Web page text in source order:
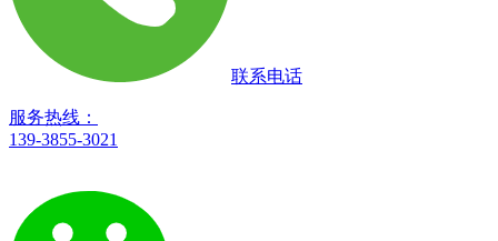
联系电话
服务热线：
139-3855-3021